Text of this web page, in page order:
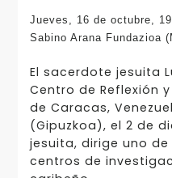
Jueves, 16 de octubre,
Sabino Arana Fundazioa
El sacerdote jesuita
Centro de Reflexión
de Caracas,
(Gipuzkoa), el 2 de
jesuita, dirige uno
centros de